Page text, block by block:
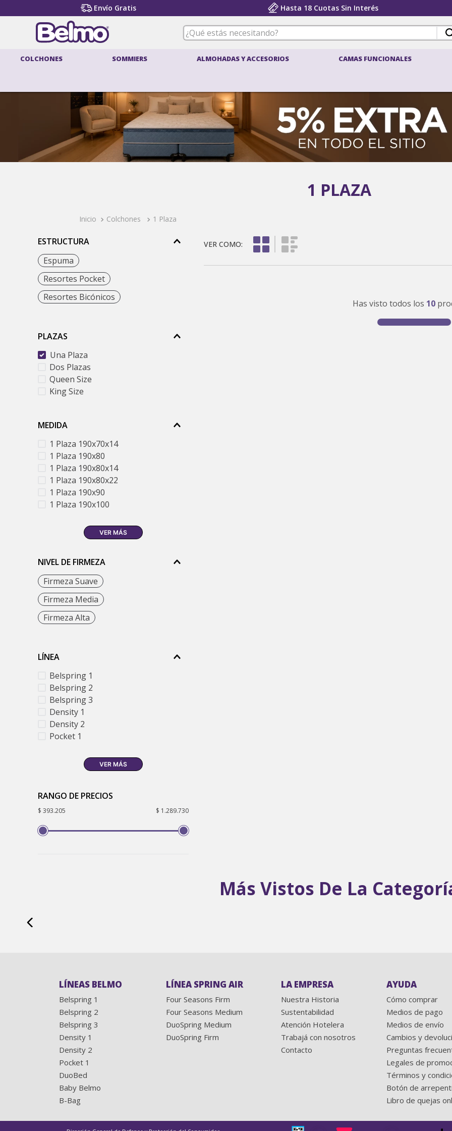
Envío Gratis Hasta 18 Cuotas Sin Interés
¿Qué estás necesitando?
COLCHONES SOMMIERS ALMOHADAS Y ACCESORIOS CAMAS FUNCIONALES
1 PLAZA
Colchones 1 Plaza
ESTRUCTURA
Espuma
Resortes Pocket
Resortes Bicónicos
LÍNEA
Belspring 1
Belspring 2
Belspring 3
Density 1
Density 2
Pocket 1
VER MÁS
MEDIDA
1 Plaza 190x70x14
1 Plaza 190x80
1 Plaza 190x80x14
1 Plaza 190x80x22
1 Plaza 190x90
1 Plaza 190x100
VER MÁS
NIVEL DE FIRMEZA
Firmeza Suave
Firmeza Media
Firmeza Alta
PLAZAS
Una Plaza
Dos Plazas
Queen Size
King Size
RANGO DE PRECIOS
$ 393.205 $ 1.289.730
Has visto todos los 10
Más Vistos De La
LÍNEAS BELMO
Belspring 1
Belspring 2
Belspring 3
Density 1
Density 2
Pocket 1
DuoBed
Baby Belmo
B-Bag
LÍNEA SPRING AIR
Four Seasons Firm
Four Seasons Medium
DuoSpring Medium
DuoSpring Firm
LA EMPRESA
Nuestra Historia
Sustentabilidad
Atención Hotelera
Trabajá con nosotros
Contacto
AYUDA
Cómo comprar
Medios de pago
Medios de envío
Cambios y
Preguntas
Legales de
Términos y
Botón de
Libro de quejas
1.
belspring 3
2.
density
3.
pocket
belspring
colchon
almohadas